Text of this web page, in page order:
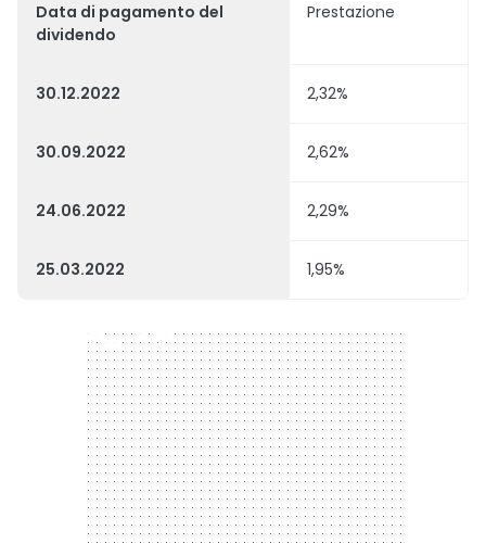
Data di pagamento del
dividendo
Prestazione
30.12.2022 2,32%
30.09.2022 2,62%
24.06.2022 2,29%
25.03.2022 1,95%
300 x 250